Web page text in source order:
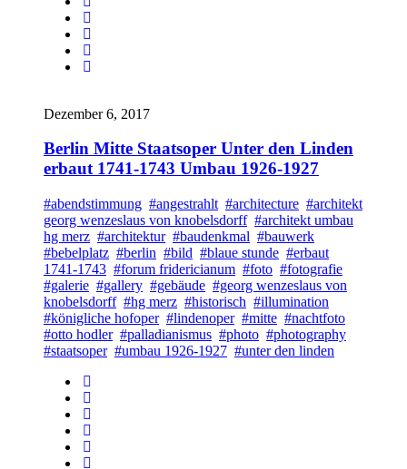
Dezember 6, 2017
Berlin Mitte Staatsoper Unter den Linden
erbaut 1741-1743 Umbau 1926-1927
#abendstimmung #angestrahlt #architecture #architekt
georg wenzeslaus von knobelsdorff #architekt umbau
hg merz #architektur #baudenkmal #bauwerk
#bebelplatz #berlin #bild #blaue stunde #erbaut
1741-1743 #forum fridericianum #foto #fotografie
#galerie #gallery #gebäude #georg wenzeslaus von
knobelsdorff #hg merz #historisch #illumination
#königliche hofoper #lindenoper #mitte #nachtfoto
#otto hodler #palladianismus #photo #photography
#staatsoper #umbau 1926-1927 #unter den linden